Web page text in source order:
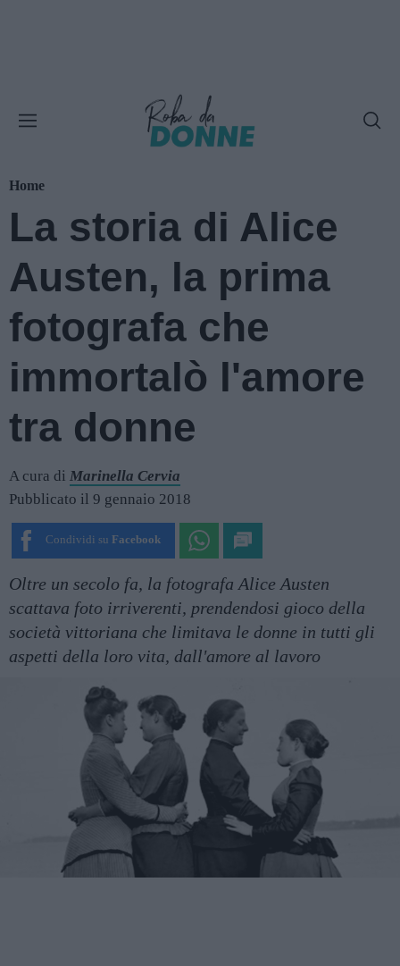
Home
La storia di Alice
Austen, la prima
fotografa che
immortalò l'amore
tra donne
A cura di Marinella Cervia
Pubblicato il 9 gennaio 2018
Condividi su Facebook
Oltre un secolo fa, la fotografa Alice Austen
scattava foto irriverenti, prendendosi gioco della
società vittoriana che limitava le donne in tutti gli
aspetti della loro vita, dall'amore al lavoro